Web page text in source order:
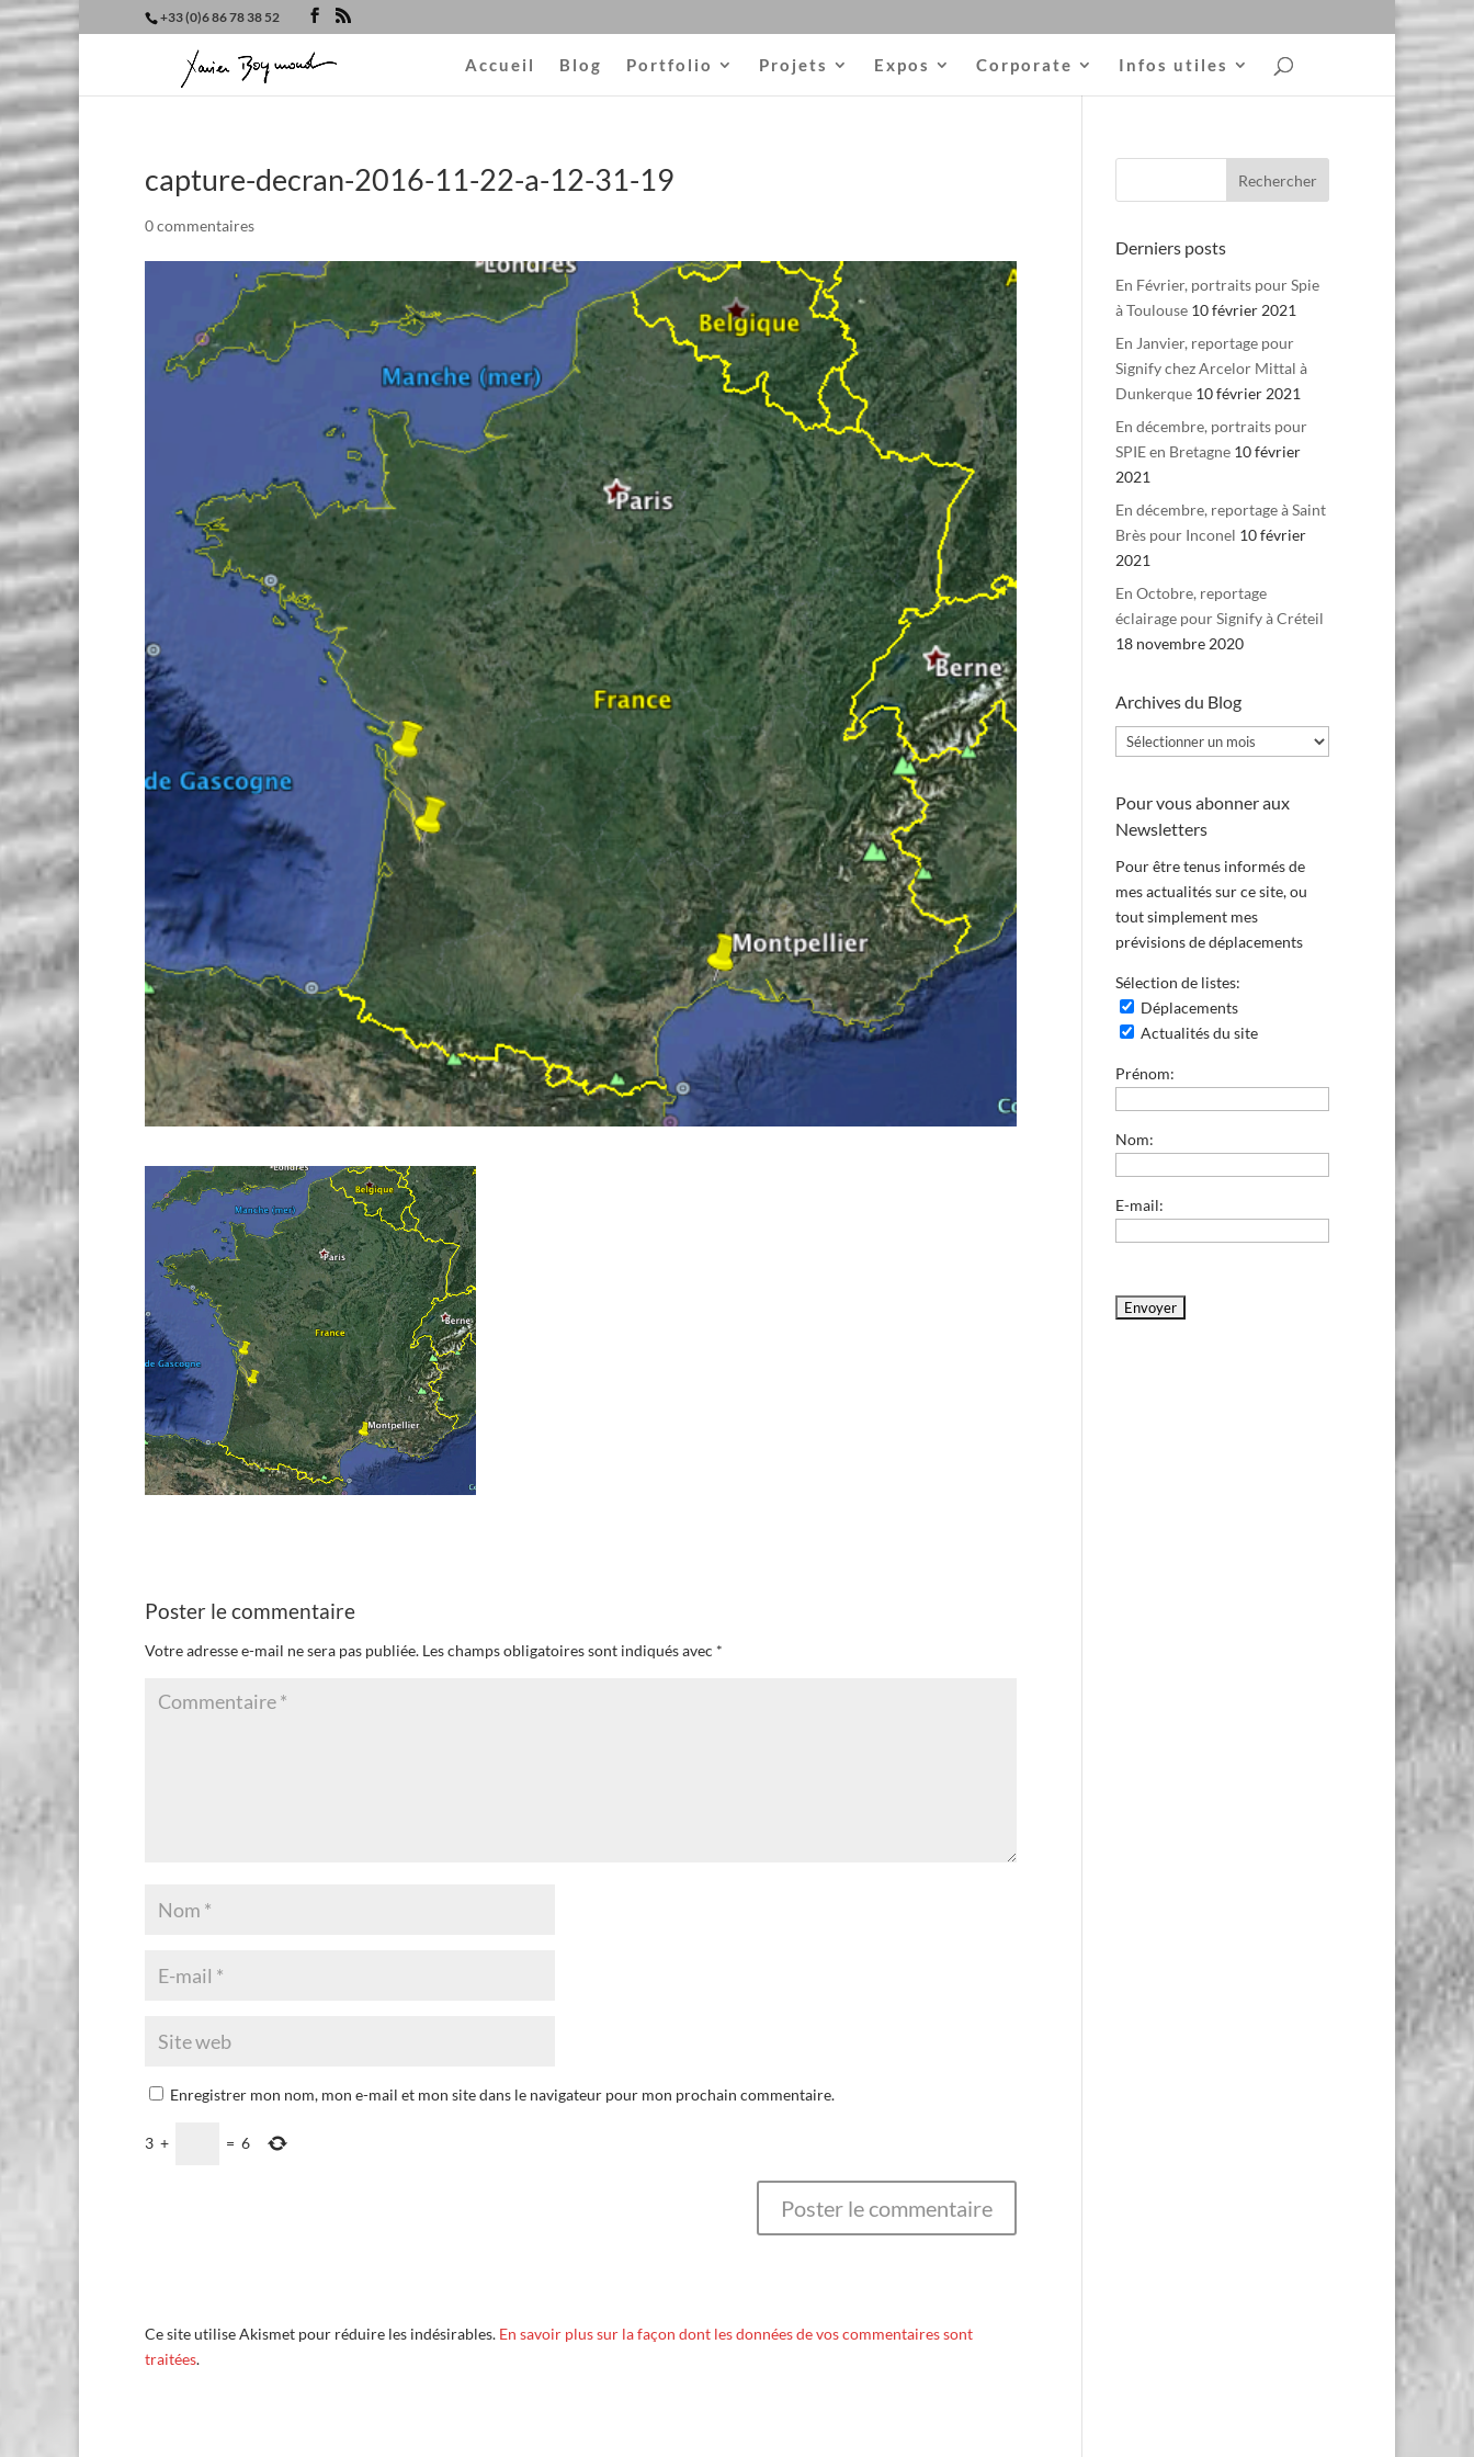
+33 (0)6 86 78 38 52
Accueil Blog Portfolio Projets Expos Corporate Infos utiles
capture-decran-2016-11-22-a-12-31-19
0 commentaires
Poster le commentaire
Votre adresse e-mail ne sera pas publiée. Les champs obligatoires sont indiqués avec *
Enregistrer mon nom, mon e-mail et mon site dans le navigateur pour mon prochain commentaire.
3 + = 6
Ce site utilise Akismet pour réduire les indésirables. En savoir plus sur la façon dont les données de vos commentaires sont
traitées.
Derniers posts
En Février, portraits pour Spie
à Toulouse 10 février 2021
En Janvier, reportage pour
Signify chez Arcelor Mittal à
Dunkerque 10 février 2021
En décembre, portraits pour
SPIE en Bretagne 10 février
2021
En décembre, reportage à Saint
Brès pour Inconel 10 février
2021
En Octobre, reportage
éclairage pour Signify à Créteil
18 novembre 2020
Archives du Blog
Archives
du
Pour vous abonner aux
Newsletters
Pour être tenus informés de
mes actualités sur ce site, ou
tout simplement mes
prévisions de déplacements
Sélection de listes:
Déplacements
Actualités du site
Prénom:
Nom:
E-mail: